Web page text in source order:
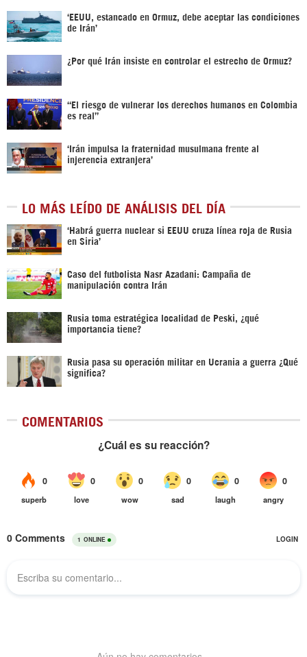
‘EEUU, estancado en Ormuz, debe aceptar las condiciones
de Irán’
¿Por qué Irán insiste en controlar el estrecho de Ormuz?
“El riesgo de vulnerar los derechos humanos en Colombia
es real”
‘Irán impulsa la fraternidad musulmana frente al
injerencia extranjera’
LO MÁS LEÍDO DE ANÁLISIS DEL DÍA
‎‘Habrá guerra nuclear si EEUU cruza línea roja de Rusia
en Siria’‎
Caso del futbolista Nasr Azadani: Campaña de
manipulación contra Irán
Rusia toma estratégica localidad de Peski, ¿qué
importancia tiene?
Rusia pasa su operación militar en Ucrania a guerra ¿Qué
significa?
COMENTARIOS